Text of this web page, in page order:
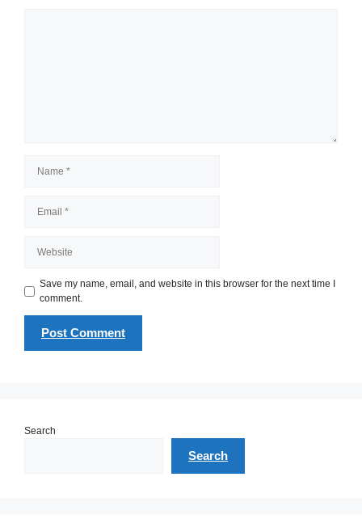
Save my name, email, and website in this browser for the next time I
comment.
Search
Search